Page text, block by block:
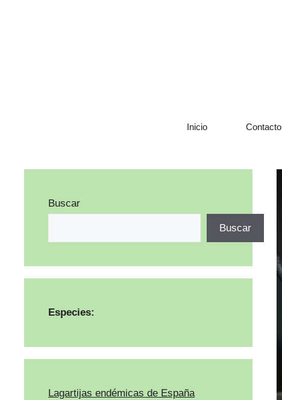
Inicio Contacto
Buscar
Buscar
Especies:
Lagartijas endémicas de España